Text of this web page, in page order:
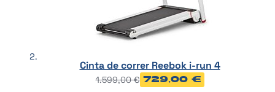
Cinta de correr Reebok i-run 4
729,00 €
1.599,00 €